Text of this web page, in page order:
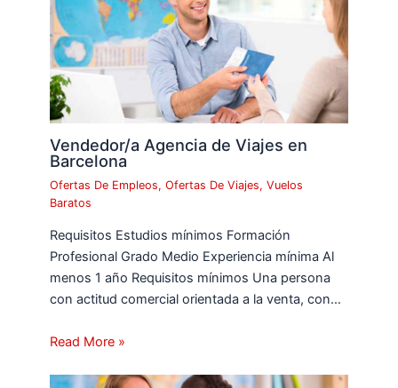
Vendedor/a Agencia de Viajes en
Barcelona
Ofertas De Empleos,Ofertas De Viajes,Vuelos
Baratos
Requisitos Estudios mínimos Formación
Profesional Grado Medio Experiencia mínima Al
menos 1 año Requisitos mínimos Una persona
con actitud comercial orientada a la venta, con…
Read More »